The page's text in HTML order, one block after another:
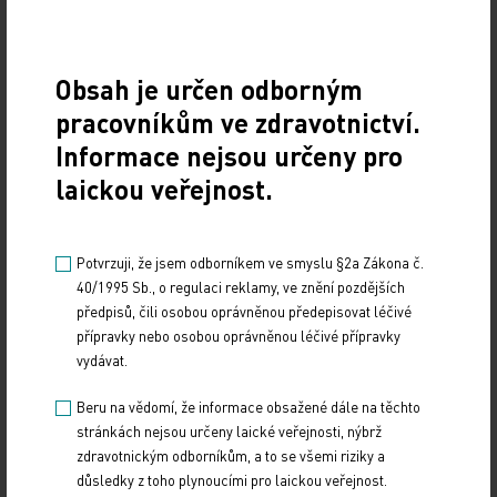
Zdroj: www.tribune.cz
PRACOVNÍ PRÁVO
Obsah je určen odborným
pracovníkům ve zdravotnictví.
Informace nejsou určeny pro
laickou veřejnost.
Potvrzuji, že jsem odborníkem ve smyslu §2a Zákona č.
40/1995 Sb., o regulaci reklamy, ve znění pozdějších
předpisů, čili osobou oprávněnou předepisovat léčivé
přípravky nebo osobou oprávněnou léčivé přípravky
vydávat.
Beru na vědomí, že informace obsažené dále na těchto
stránkách nejsou určeny laické veřejnosti, nýbrž
zdravotnickým odborníkům, a to se všemi riziky a
důsledky z toho plynoucími pro laickou veřejnost.